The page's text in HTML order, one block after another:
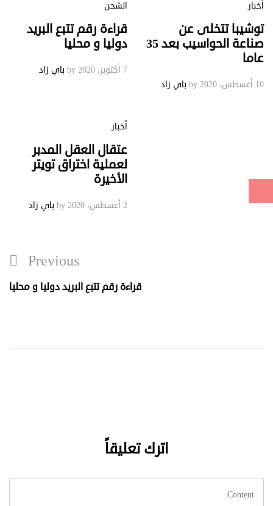
الشحن
قراءة رقم تتبع البريد
دوليا و محليا
7 أكتوبر، 2020 باي زاد
أخبار
توشيبا تتخلى عن
صناعة الحواسيب بعد 35
عاما
10 أغسطس، 2020 باي زاد
أخبار
عتقال العقل المدبر
لعملية اختراق تويتر
الأخيرة
2 أغسطس، 2020 باي زاد
Previous
Post
Previous
قراءة رقم تتبع البريد دوليا و محليا
اترك تعليقاً